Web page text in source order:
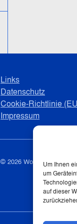
Um Ihnen
um
auf dieser
Links
Datenschutz
Cookie-Richtlinie
Impressum
© 2026 Wolfgang